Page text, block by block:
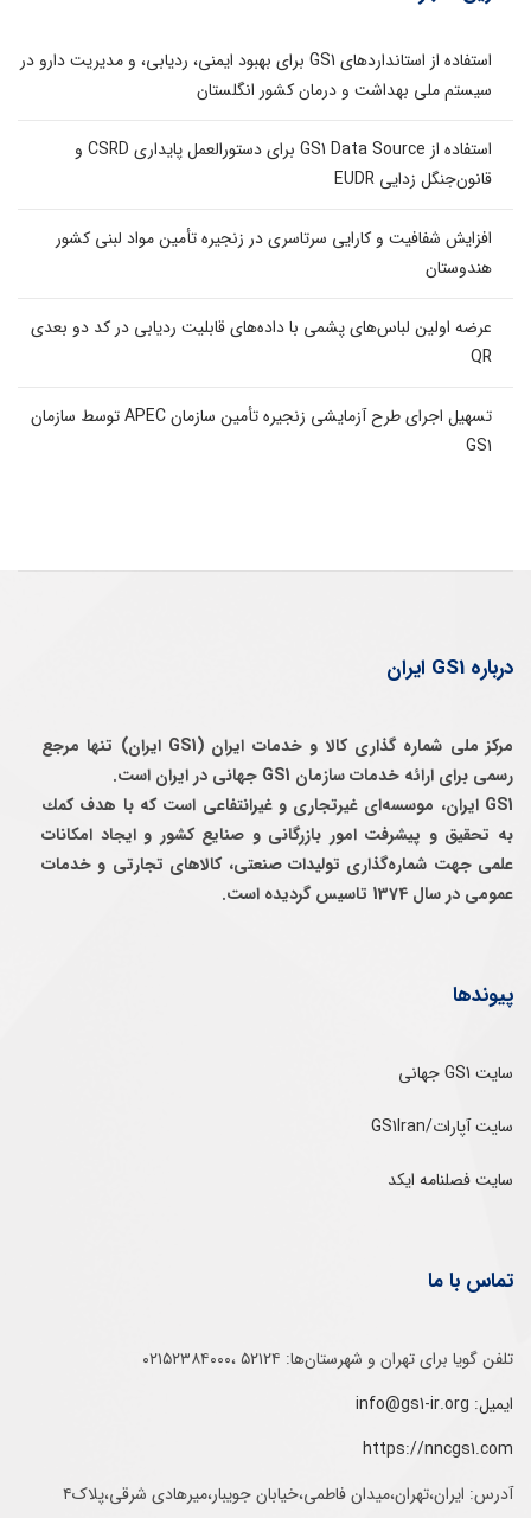
استفاده از استانداردهای GS1 برای بهبود ایمنی، ردیابی، و مدیریت دارو در
سیستم ملی بهداشت و درمان کشور انگلستان
استفاده از GS1 Data Source برای دستورالعمل پایداری CSRD و
قانون‌جنگل زدایی EUDR
افزایش شفافیت و کارایی سرتاسری در زنجیره تأمین مواد لبنی کشور
هندوستان
عرضه اولین لباس‌های پشمی با داده‌های قابلیت ردیابی در کد دو بعدی
QR
تسهیل اجرای طرح آزمایشی زنجیره تأمین سازمان APEC توسط سازمان
GS1
درباره GS1 ایران
مرکز ملی شماره گذاری کالا و خدمات ایران (GS1 ایران) تنها مرجع
رسمی برای ارائه خدمات سازمان GS1 جهانی در ایران است.
GS1 ایران، موسسه‌ای غيرتجاری و غيرانتفاعی است كه با هدف كمك
به تحقيق و پيشرفت امور بازرگانی و صنايع كشور و ايجاد امكانات
علمی جهت شماره‌گذاری توليدات صنعتی، كالاهای تجارتی و خدمات
عمومی در سال 1374 تاسيس گرديده است.
پیوندها
سایت GS1 جهانی
سایت آپارات/GS1Iran
سایت فصلنامه ایکد
تماس با ما
تلفن‌ گویا برای‌ تهران‌‌ و‌ شهرستان‌ها:‌ ۵۲۱۲۴ ،۰۲۱۵۲۳۸۴۰۰۰
ایمیل: info@gs1-ir.org
https://nncgs1.com
آدرس: ایران،تهران،میدان فاطمی،خیابان جویبار،میرهادی شرقی،پلاک۴